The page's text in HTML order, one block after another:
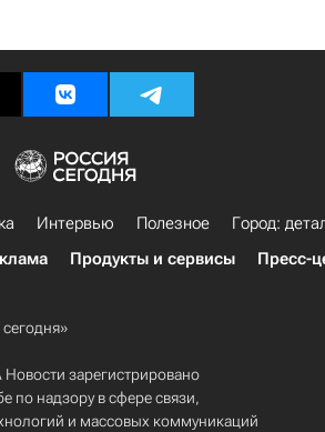
Интервью Полезное
Город:
Продукты и сервисы Пресс-
зарегистрировано
по надзору в сфере связи,
и массовых коммуникаций